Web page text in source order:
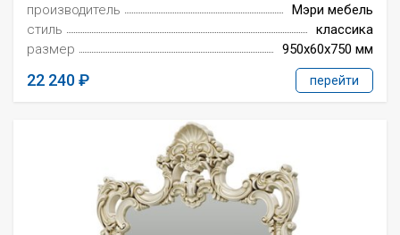
производитель
Мэри мебель
стиль
классика
размер
950x60x750 мм
22 240 перейти